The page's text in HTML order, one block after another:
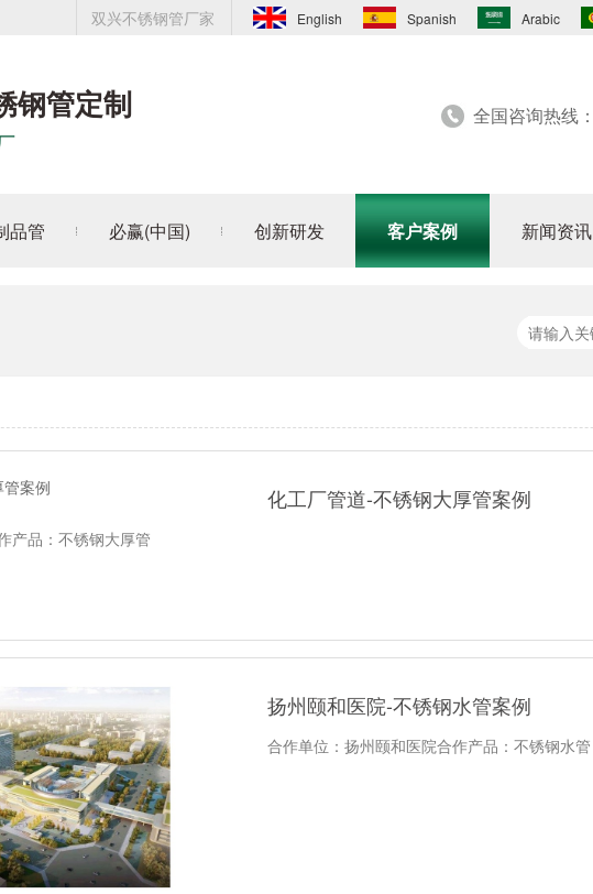
双兴不锈钢管厂家 English Spanish Arabic
钢管定制 全国咨询热线：
品管 必赢(中国) 创新研发 客户案例 新闻资讯
化工厂管道-不锈钢大厚管案例
产品：不锈钢大厚管
扬州颐和医院-不锈钢水管案例
合作单位：扬州颐和医院合作产品：不锈钢水管